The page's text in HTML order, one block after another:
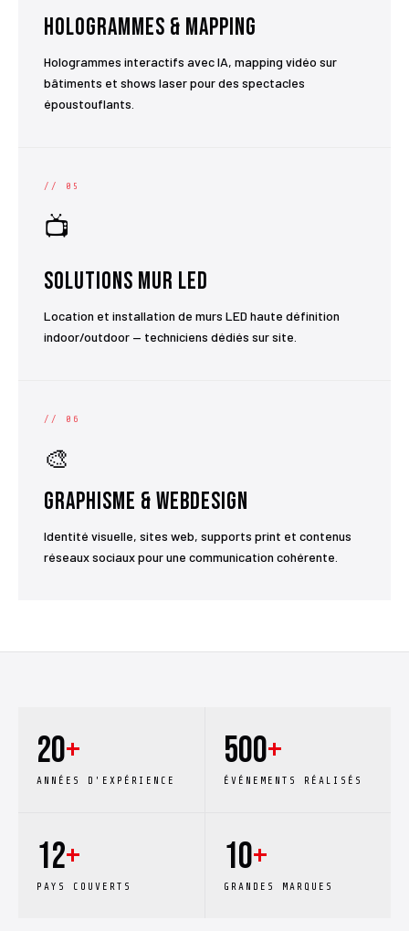
Hologrammes & Mapping
Hologrammes interactifs avec IA, mapping vidéo sur
bâtiments et shows laser pour des spectacles
époustouflants.
// 05
📺
Solutions Mur LED
Location et installation de murs LED haute définition
indoor/outdoor — techniciens dédiés sur site.
// 06
🎨
Graphisme & Webdesign
Identité visuelle, sites web, supports print et contenus
réseaux sociaux pour une communication cohérente.
20+
ANNÉES D'EXPÉRIENCE
500+
ÉVÉNEMENTS RÉALISÉS
12+
PAYS COUVERTS
10+
GRANDES MARQUES